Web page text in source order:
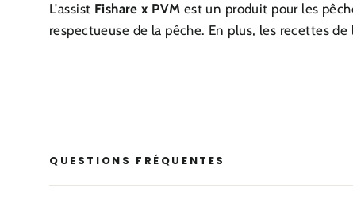
L'assist Fishare x PVM est un produit pour les
respectueuse de la pêche. En plus, les recettes de
QUESTIONS FRÉQUENTES